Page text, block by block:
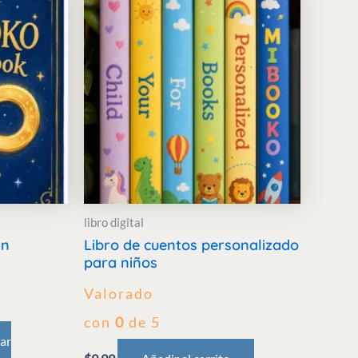
libro digital
Libro de cuentos personalizado
para niños
Valorado
con 0 de 5